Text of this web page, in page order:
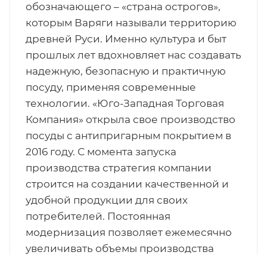
обозначающего – «страна острогов»,
которым Варяги называли территорию
древней Руси. Именно культура и быт
прошлых лет вдохновляет нас создавать
надежную, безопасную и практичную
посуду, применяя современные
технологии. «Юго-Западная Торговая
Компания» открыла свое производство
посуды с антипригарным покрытием в
2016 году. С момента запуска
производства стратегия компании
строится на создании качественной и
удобной продукции для своих
потребителей. Постоянная
модернизация позволяет ежемесячно
увеличивать объемы производства